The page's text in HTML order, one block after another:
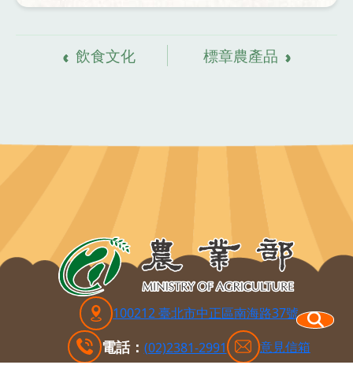
飲食文化 標章農產品
100212 臺北市中正區南海路37號
電話： (02)2381-2991 意見信箱